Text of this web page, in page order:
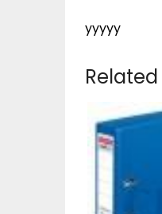
yyyyy